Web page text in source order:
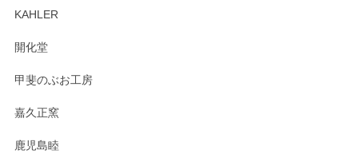
KAHLER
開化堂
甲斐のぶお工房
嘉久正窯
鹿児島睦